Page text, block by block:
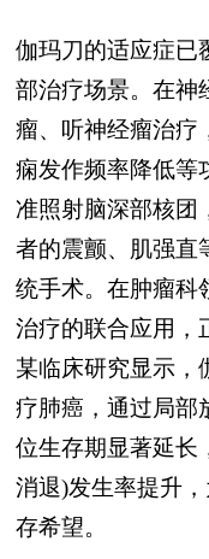
伽玛刀的适应症已
部治疗场景。在神
瘤、听神经瘤治疗
痫发作频率降低等
准照射脑深部核团
者的震颤、肌强直
统手术。在肿瘤科
治疗的联合应用，
某临床研究显示，
疗肺癌，通过局部
位生存期显著延长
消退)发生率提升
存希望。